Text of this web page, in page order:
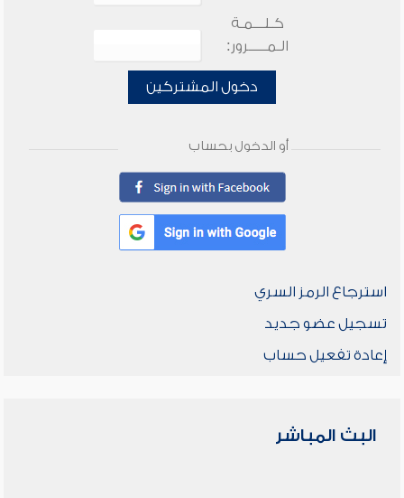
كـلـــمـة
الـمـــــرور:
دخول المشتركين
أو الدخول بحساب
استرجاع الرمز السري
تسجيل عضو جديد
إعادة تفعيل حساب
البث المباشر